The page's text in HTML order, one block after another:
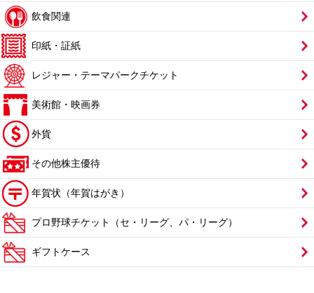
飲食関連
印紙・証紙
レジャー・テーマパークチケット
美術館・映画券
外貨
その他株主優待
年賀状（年賀はがき）
プロ野球チケット（セ・リーグ、パ・リーグ）
ギフトケース